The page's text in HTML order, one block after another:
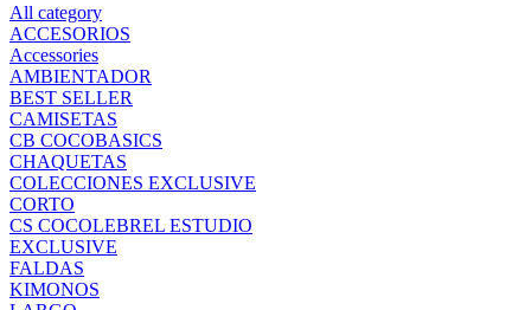
All category
ACCESORIOS
Accessories
AMBIENTADOR
BEST SELLER
CAMISETAS
CB COCOBASICS
CHAQUETAS
COLECCIONES EXCLUSIVE
CORTO
CS COCOLEBREL ESTUDIO
EXCLUSIVE
FALDAS
KIMONOS